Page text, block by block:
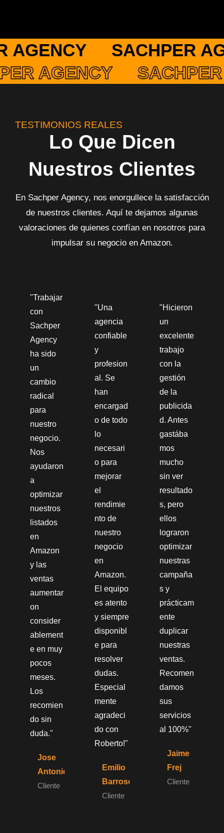
SACHPER
AGENCY
TESTIMONIOS REALES
Lo Que Dicen
Nuestros Clientes
En Sachper Agency, nos enorgullece la satisfacción
de nuestros clientes. Aquí te dejamos algunas
valoraciones de quienes confían en nosotros para
impulsar su negocio en Amazon.
"Trabajar
con
Sachper
Agency
ha sido
un
cambio
radical
para
nuestro
negocio.
Nos
ayudaron
a
optimizar
nuestros
listados
en
Amazon
y las
ventas
aumentar
on
consider
ablement
e en muy
pocos
meses.
Los
recomien
do sin
duda."
Jose
Antonio
Cliente
"Una
agencia
confiable
y
profesion
al. Se
han
encargad
o de todo
lo
necesari
o para
mejorar
el
rendimie
nto de
nuestro
negocio
en
Amazon.
El equipo
es atento
y siempre
disponibl
e para
resolver
dudas.
Especial
mente
agradeci
do con
Roberto!"
Emilio
Barroso
Cliente
"Hicieron
un
excelente
trabajo
con la
gestión
de la
publicida
d. Antes
gastába
mos
mucho
sin ver
resultado
s, pero
ellos
lograron
optimizar
nuestras
campaña
s y
prácticam
ente
duplicar
nuestras
ventas.
Recomen
damos
sus
servicios
al 100%"
Jaime
Frej
Cliente